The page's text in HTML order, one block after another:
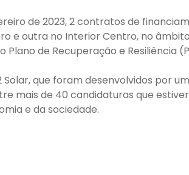
de 2023, 2 contratos de
e outra no Interior Centro, no
Plano de Recuperação e Resiliência
Solar, que foram desenvolvidos por
mais de 40 candidaturas que
e da sociedade.